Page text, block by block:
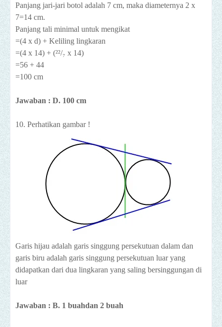
Panjang jari-jari botol adalah 7 cm, maka diameternya 2 x
7=14 cm.
Panjang tali minimal untuk mengikat
=(4 x d) + Keliling lingkaran
=(4 x 14) + (²²/₇ x 14)
=56 + 44
=100 cm
Jawaban : D. 100 cm
10. Perhatikan gambar !
Garis hijau adalah garis singgung persekutuan dalam dan
garis biru adalah garis singgung persekutuan luar yang
didapatkan dari dua lingkaran yang saling bersinggungan di
luar
Jawaban : B. 1 buahdan 2 buah